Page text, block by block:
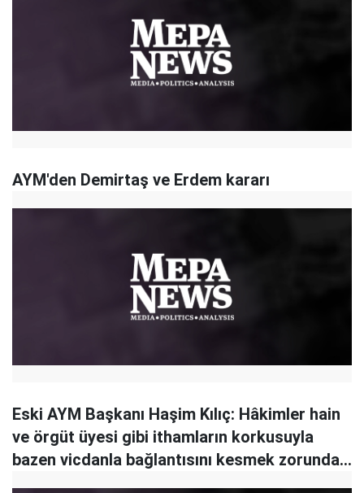
AYM'den Demirtaş ve Erdem kararı
Eski AYM Başkanı Haşim Kılıç: Hâkimler hain
ve örgüt üyesi gibi ithamların korkusuyla
bazen vicdanla bağlantısını kesmek zorunda